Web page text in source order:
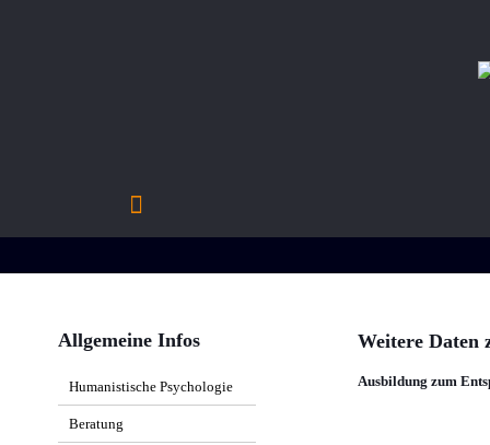
Weitere Daten
Ausbildung zum
Allgemeine Infos
Humanistische Psychologie
Integratives Atmen
Beratung